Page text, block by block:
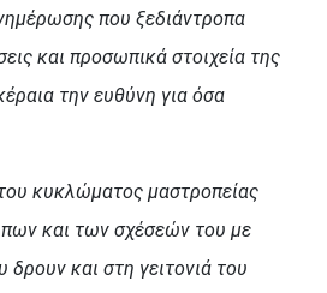
που ξεδιάντροπα
και προσωπικά στοιχεία της
την ευθύνη για όσα
κυκλώματος μαστροπείας
και των σχέσεών του με
δρουν και στη γειτονιά του